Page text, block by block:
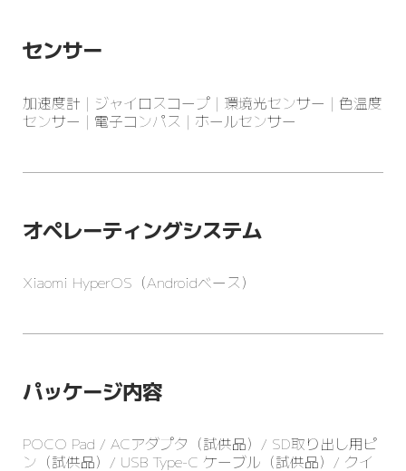
センサー
加速度計 | ジャイロスコープ | 環境光センサー | 色温度
センサー | 電子コンパス | ホールセンサー
オペレーティングシステム
Xiaomi HyperOS（Androidベース）
パッケージ内容
POCO Pad / ACアダプタ（試供品）/ SD取り出し用ピ
ン（試供品）/ USB Type-C ケーブル（試供品）/ クイ